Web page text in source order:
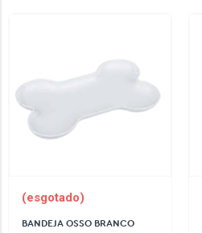
(esgotado)
BANDEJA OSSO BRANCO